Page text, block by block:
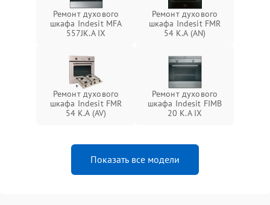
Ремонт духового
шкафа Indesit MFA
557JK.A IX
Ремонт духового
шкафа Indesit FMR
54 K.A (AN)
Ремонт духового
шкафа Indesit FMR
54 K.A (AV)
Ремонт духового
шкафа Indesit FIMB
20 K.A IX
Показать все модели